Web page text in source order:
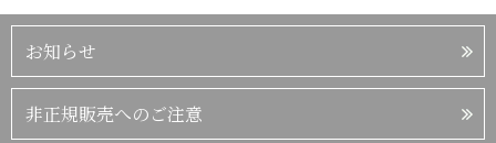
お知らせ
非正規販売へのご注意